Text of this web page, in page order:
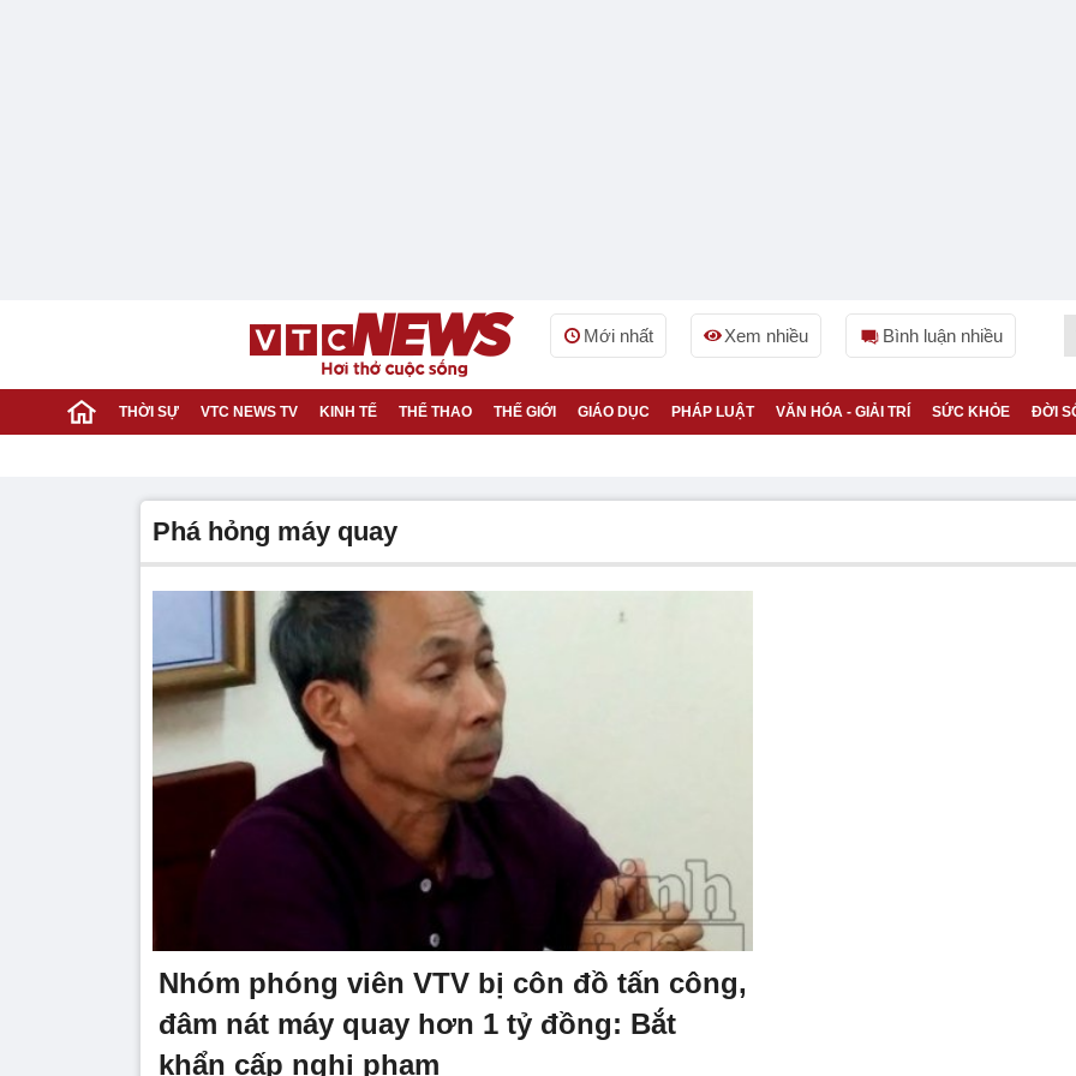
Mới nhất Xem nhiều Bình luận nhiều
THỜI SỰ VTC NEWS TV KINH TẾ THỂ THAO THẾ GIỚI GIÁO DỤC PHÁP LUẬT VĂN HÓA - GIẢI TRÍ SỨC KHỎE ĐỜI
phá hỏng máy quay
Nhóm phóng viên VTV bị côn đồ tấn công,
đâm nát máy quay hơn 1 tỷ đồng: Bắt
khẩn cấp nghi phạm